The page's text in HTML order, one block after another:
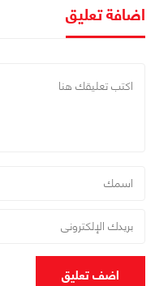
اضافة تعليق
اضف تعليق